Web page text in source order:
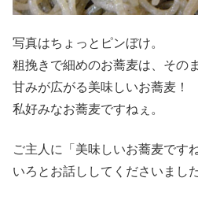
写真はちょっとピンぼけ。
粗挽きで細めのお蕎麦は、その
甘みが広がる美味しいお蕎麦！
私好みなお蕎麦ですねぇ。
ご主人に「美味しいお蕎麦です
いろとお話ししてくださいました